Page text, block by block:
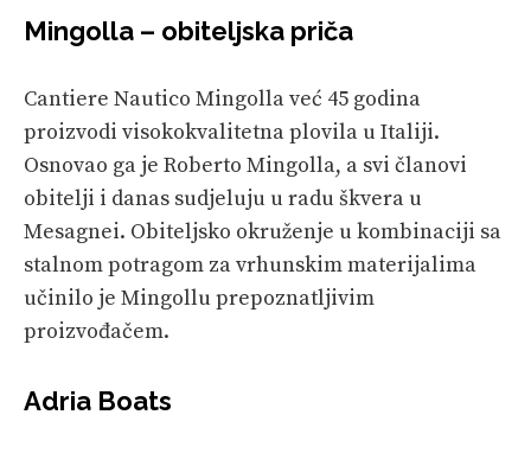
Mingolla – obiteljska priča
Cantiere Nautico Mingolla već 45 godina
proizvodi visokokvalitetna plovila u Italiji.
Osnovao ga je Roberto Mingolla, a svi članovi
obitelji i danas sudjeluju u radu škvera u
Mesagnei. Obiteljsko okruženje u kombinaciji sa
stalnom potragom za vrhunskim materijalima
učinilo je Mingollu prepoznatljivim
proizvođačem.
Adria Boats